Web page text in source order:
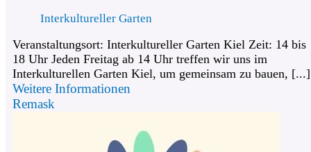
Interkultureller Garten
Veranstaltungsort: Interkultureller Garten Kiel Zeit: 14 bis
18 Uhr Jeden Freitag ab 14 Uhr treffen wir uns im
Interkulturellen Garten Kiel, um gemeinsam zu bauen, [...]
Weitere Informationen
Remask